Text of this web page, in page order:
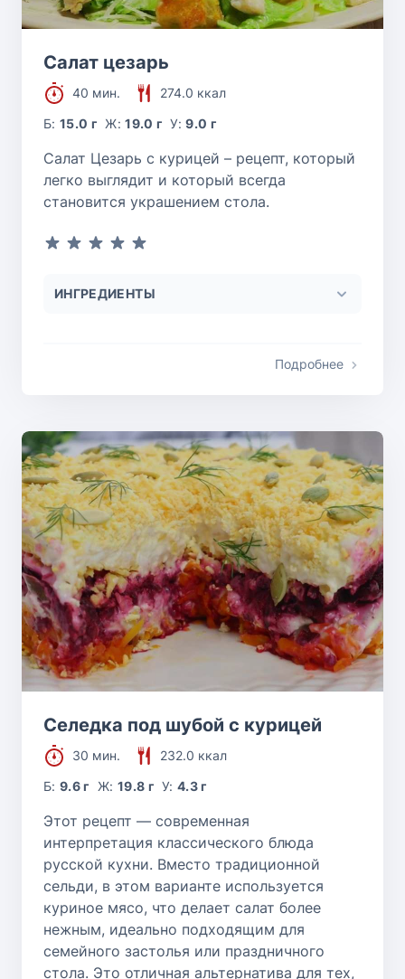
Салат цезарь
40 мин.
274.0 ккал
Б:15.0 г Ж:19.0 г У:9.0 г
Салат Цезарь с курицей – рецепт, который
легко выглядит и который всегда
становится украшением стола.
ИНГРЕДИЕНТЫ
Подробнее
Селедка под шубой с курицей
30 мин.
232.0 ккал
Б:9.6 г Ж: 19.8 г У:4.3 г
Этот рецепт — современная
интерпретация классического блюда
русской кухни. Вместо традиционной
сельди, в этом варианте используется
куриное мясо, что делает салат более
нежным, идеально подходящим для
семейного застолья или праздничного
стола. Это отличная альтернатива для тех,